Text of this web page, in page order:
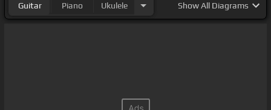
Guitar Piano Ukulele ShowAll Diagrams